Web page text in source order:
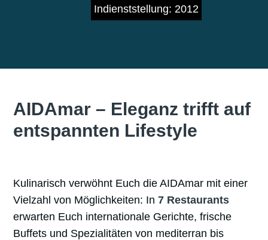
Indienststellung: 2012
AIDAmar – Eleganz trifft auf
entspannten Lifestyle
Kulinarisch verwöhnt Euch die AIDAmar mit einer
Vielzahl von Möglichkeiten: In7 Restaurants
erwarten Euch internationale Gerichte, frische
Buffets und Spezialitäten von mediterran bis